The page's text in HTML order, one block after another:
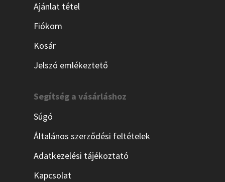
Ajánlat tétel
Fiókom
Kosár
Jelszó emlékeztető
Segítség a vásárláshoz
Súgó
Általános szerződési feltételek
Adatkezelési tájékoztató
Kapcsolat